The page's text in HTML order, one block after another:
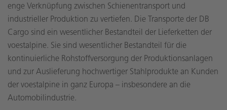
enge Verknüpfung zwischen Schienentransport und
industrieller Produktion zu vertiefen. Die Transporte der DB
Cargo sind ein wesentlicher Bestandteil der Lieferketten der
voestalpine. Sie sind wesentlicher Bestandteil für die
kontinuierliche Rohstoffversorgung der Produktionsanlagen
und zur Auslieferung hochwertiger Stahlprodukte an Kunden
der voestalpine in ganz Europa – insbesondere an die
Automobilindustrie.